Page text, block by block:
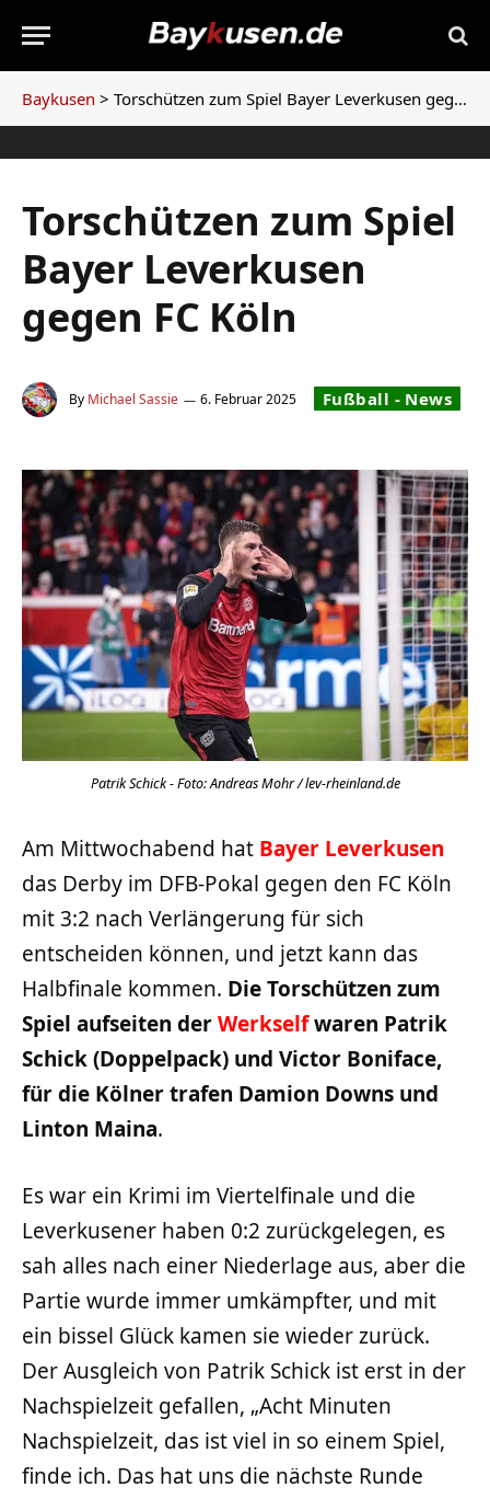
Baykusen > Torschützen zum Spiel Bayer Leverkusen gegen FC Köln
Torschützen zum Spiel
Bayer Leverkusen
gegen FC Köln
By Michael Sassie 6. Februar 2025 Fußball - News
Patrik Schick - Foto: Andreas Mohr / lev-rheinland.de
Am Mittwochabend hat Bayer Leverkusen
das Derby im DFB-Pokal gegen den FC Köln
mit 3:2 nach Verlängerung für sich
entscheiden können, und jetzt kann das
Halbfinale kommen. Die Torschützen zum
Spiel aufseiten derWerkselfwaren Patrik
Schick (Doppelpack) und Victor Boniface,
für die Kölner trafen Damion Downs und
Linton Maina.
Es war ein Krimi im Viertelfinale und die
Leverkusener haben 0:2 zurückgelegen, es
sah alles nach einer Niederlage aus, aber die
Partie wurde immer umkämpfter, und mit
ein bissel Glück kamen sie wieder zurück.
Der Ausgleich von Patrik Schick ist erst in der
Nachspielzeit gefallen, „Acht Minuten
Nachspielzeit, das ist viel in so einem Spiel,
finde ich. Das hat uns die nächste Runde